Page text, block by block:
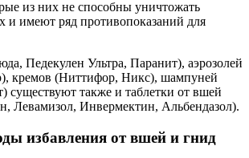
из них не способны уничтожать
и имеют ряд противопоказаний для
Педекулен Ультра, Паранит), аэрозолей
кремов (Ниттифор, Никс), шампуней
существуют также и таблетки от вшей
Левамизол, Инвермектин, Альбендазол).
избавления от вшей и гнид